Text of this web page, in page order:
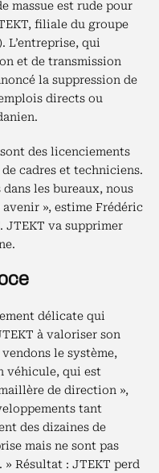
massue est rude pour
filiale du groupe
L’entreprise, qui
et de transmission
la suppression de
directs ou
des licenciements
cadres et techniciens.
dans les bureaux, nous
», estime Frédéric
JTEKT va supprimer
délicate qui
à valoriser son
le système,
véhicule, qui est
de direction »,
tant
des dizaines de
mais ne sont pas
Résultat : JTEKT perd